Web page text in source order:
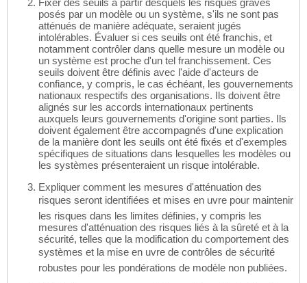
Fixer des seuils à partir desquels les risques graves
posés par un modèle ou un système, s'ils ne sont pas
atténués de manière adéquate, seraient jugés
intolérables. Évaluer si ces seuils ont été franchis, et
notamment contrôler dans quelle mesure un modèle ou
un système est proche d'un tel franchissement. Ces
seuils doivent être définis avec l'aide d'acteurs de
confiance, y compris, le cas échéant, les gouvernements
nationaux respectifs des organisations. Ils doivent être
alignés sur les accords internationaux pertinents
auxquels leurs gouvernements d'origine sont parties. Ils
doivent également être accompagnés d'une explication
de la manière dont les seuils ont été fixés et d'exemples
spécifiques de situations dans lesquelles les modèles ou
les systèmes présenteraient un risque intolérable.
Expliquer comment les mesures d'atténuation des
risques seront identifiées et mises en uvre pour maintenir
les risques dans les limites définies, y compris les
mesures d'atténuation des risques liés à la sûreté et à la
sécurité, telles que la modification du comportement des
systèmes et la mise en uvre de contrôles de sécurité
robustes pour les pondérations de modèle non publiées.